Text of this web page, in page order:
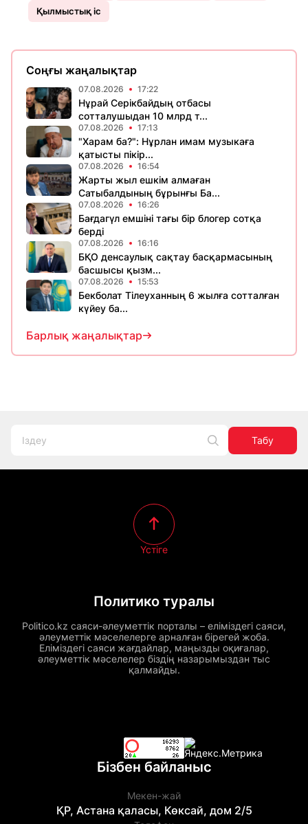
Қылмыстық іс
Соңғы жаңалықтар
07.08.2026 17:22
Нұрай Серікбайдың отбасы
сотталушыдан 10 млрд т...
07.08.2026 17:13
"Харам ба?": Нұрлан имам музыкаға
қатысты пікір...
07.08.2026 16:54
Жарты жыл ешкім алмаған
Сатыбалдының бұрынғы Ба...
07.08.2026 16:26
Бағдагүл емшіні тағы бір блогер сотқа
берді
07.08.2026 16:16
БҚО денсаулық сақтау басқармасының
басшысы қызм...
07.08.2026 15:53
Бекболат Тілеуханның 6 жылға сотталған
күйеу ба...
Барлық жаңалықтар
Табу
Политико туралы
Politico.kz саяси-әлеуметтік порталы – еліміздегі саяси,
әлеуметтік мәселелерге арналған бірегей жоба.
Еліміздегі саяси жағдайлар, маңызды оқиғалар,
әлеуметтік мәселелер біздің назарымыздан тыс
қалмайды.
Үстіге
Бізбен байланыс
Мекен-жай
ҚР, Астана қаласы, Көксай, дом 2/5